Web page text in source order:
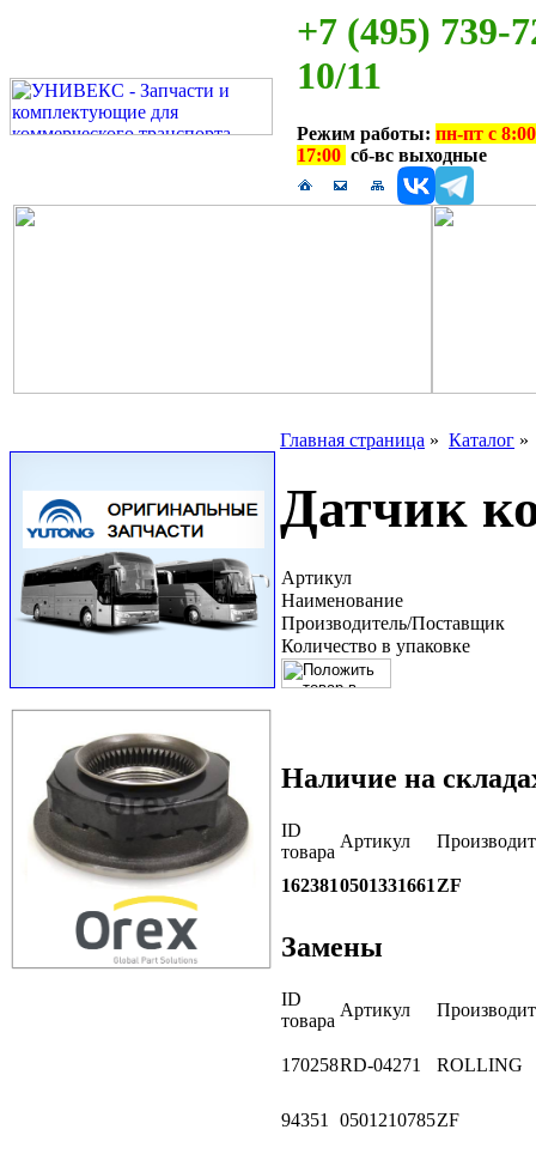
+7 (495) 739-
10/11
Режим работы: пн-пт с
17:00 сб-вс выходные
Главная страница » Каталог
Датчик
Артикул
Наименование
Производитель/Поставщик
Количество в упаковке
Наличие на
ID
товара
Артикул
1623810501331661 ZF
Замены
ID
товара
Артикул
170258RD-04271 ROLLING
94351 0501210785ZF